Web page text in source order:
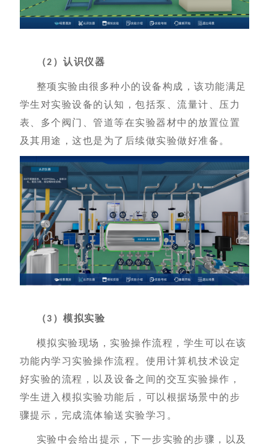
（2 ）认识仪器
整项实验由很多种小的设备构成，该功能满足
学生对实验设备的认知，包括泵、流量计、压力
表、多个阀门、管道等在实验器材中的放置位置
及其用途，这也是为了后续做实验做好准备。
（3 ）模拟实验
模拟实验现场，实验操作流程，学生可以在该
功能内学习实验操作流程。使用计算机技术设定
好实验的流程，以及设备之间的交互实验操作，
学生进入模拟实验功能后，可以根据场景中的步
骤提示，完成流体输送实验学习。
实验中会给出提示，下一步实验的步骤，以及